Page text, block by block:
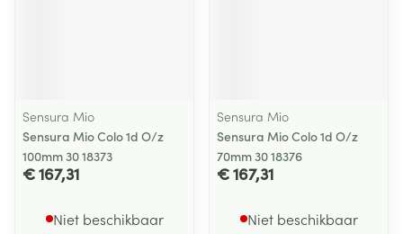
Sensura Mio
Sensura Mio Colo 1d O/z
100mm 30 18373
€ 167,31
Niet beschikbaar
Sensura Mio
Sensura Mio Colo 1d O/z
70mm 30 18376
€ 167,31
Niet beschikbaar